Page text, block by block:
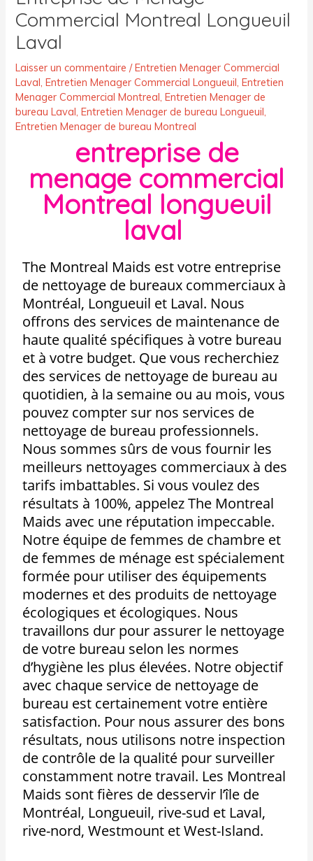
Commercial Montreal Longueuil
Laval
Laisser un commentaire /Entretien Menager Commercial
Laval,Entretien Menager Commercial Longueuil,Entretien
Menager Commercial Montreal,Entretien Menager de
bureau Laval,Entretien Menager de bureau Longueuil,
Entretien Menager de bureau Montreal
entreprise de
menage commercial
Montreal longueuil
laval
The Montreal Maids est votre entreprise
de nettoyage de bureaux commerciaux à
Montréal, Longueuil et Laval. Nous
offrons des services de maintenance de
haute qualité spécifiques à votre bureau
et à votre budget. Que vous recherchiez
des services de nettoyage de bureau au
quotidien, à la semaine ou au mois, vous
pouvez compter sur nos services de
nettoyage de bureau professionnels.
Nous sommes sûrs de vous fournir les
meilleurs nettoyages commerciaux à des
tarifs imbattables. Si vous voulez des
résultats à 100%, appelez The Montreal
Maids avec une réputation impeccable.
Notre équipe de femmes de chambre et
de femmes de ménage est spécialement
formée pour utiliser des équipements
modernes et des produits de nettoyage
écologiques et écologiques. Nous
travaillons dur pour assurer le nettoyage
de votre bureau selon les normes
d’hygiène les plus élevées. Notre objectif
avec chaque service de nettoyage de
bureau est certainement votre entière
satisfaction. Pour nous assurer des bons
résultats, nous utilisons notre inspection
de contrôle de la qualité pour surveiller
constamment notre travail. Les Montreal
Maids sont fières de desservir l’île de
Montréal, Longueuil, rive-sud et Laval,
rive-nord, Westmount et West-Island.